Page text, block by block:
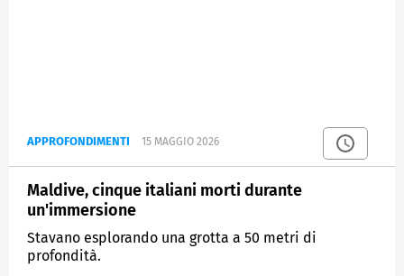
APPROFONDIMENTI 15 MAGGIO 2026
Maldive, cinque italiani morti durante
un'immersione
Stavano esplorando una grotta a 50 metri di
profondità.